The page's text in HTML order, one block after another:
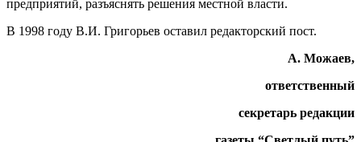
предприятий, разъяснять решения местной власти.
В 1998 году В.И. Григорьев оставил редакторский пост.
А. Можаев,
ответственный
секретарь редакции